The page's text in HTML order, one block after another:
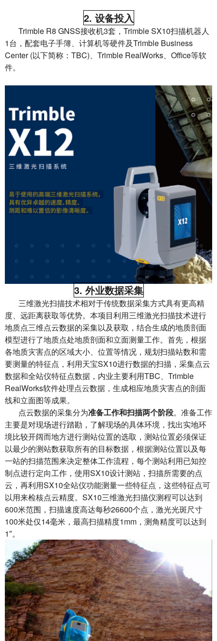
2. 设备投入
Trimble R8 GNSS接收机3套，Trimble SX10扫描机器人
1台，配套电子手簿、计算机等硬件及Trimble Business
Center (以下简称：TBC)、Trimble RealWorks、Office等软
件。
3. 外业数据采集
三维激光扫描技术相对于传统数据采集方式具有更高精
度、远距离获取等优势。本项目利用三维激光扫描技术进行
地质点三维点云数据的采集以及获取，结合生成的地质剖面
模型进行了地质点处地质剖面和立面测量工作。首先，根据
各地质灾害点的区域大小、位置等情况，规划扫描站数和需
要测量的特征点，利用天宝SX10进行数据的扫描，采集点云
数据和全站仪特征点数据，内业主要利用TBC、Trimble
RealWorks软件处理点云数据，生成相应地质灾害点的剖面
线和立面图等成果。
点云数据的采集分为准备工作和扫描两个阶段。准备工作
主要是对现场进行踏勘，了解现场的具体环境，找出实地环
境比较开阔而地方进行测站位置的选取，测站位置必须保证
以最少的测站数获取所有的目标数据，根据测站位置以及每
一站的扫描范围来决定整体工作流程，每个测站利用已知控
制点进行定向工作，使用SX10设计测站，扫描所需要的点
云，再利用SX10全站仪功能测量一些特征点，这些特征点可
以用来检核点云精度。SX10三维激光扫描仪测程可以达到
600米范围，扫描速度高达每秒26600个点，激光光斑尺寸
100米处仅14毫米，最高扫描精度1mm，测角精度可以达到
1″。